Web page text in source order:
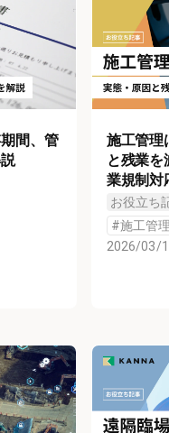
間、管
施工管理
と残業
業規制対
お役立ち
#施工管理
2026/03/